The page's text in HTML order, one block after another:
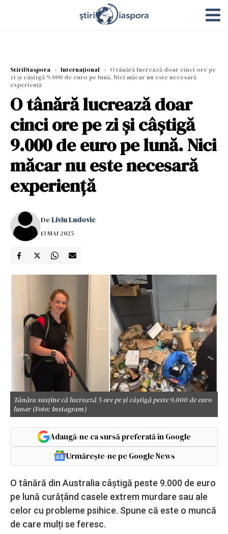
StiriDiaspora › Internațional › O tânără lucrează doar cinci ore pe
zi și câștigă 9.000 de euro pe lună. Nici măcar nu este necesară
experiență
O tânără lucrează doar
cinci ore pe zi și câștigă
9.000 de euro pe lună. Nici
măcar nu este necesară
experiență
DeLiviu Ludovic
13 MAI 2025
Tânăra susține că lucrează 5 ore pe și câștigă peste 9.000 de euro
lunar (Foto: Instagram)
Adaugă-ne ca sursă preferată în Google
Urmărește-ne pe Google News
O tânără din Australia câștigă peste 9.000 de euro
pe lună curățând casele extrem murdare sau ale
celor cu probleme psihice. Spune că este o muncă
de care mulți se feresc.